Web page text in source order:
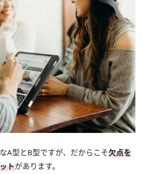
A型とB型ですが、だからこそ欠点を
トがあります。